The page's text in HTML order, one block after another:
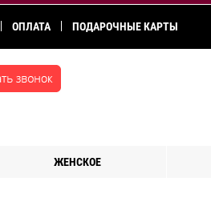
ОПЛАТА ПОДАРОЧНЫЕ КАРТЫ
ЖЕНСКОЕ